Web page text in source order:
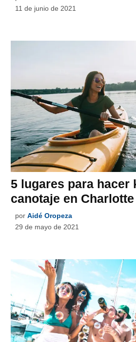
11 de junio de 2021
5 lugares para hacer
canotaje en Charlotte
por Aidé Oropeza
29 de mayo de 2021